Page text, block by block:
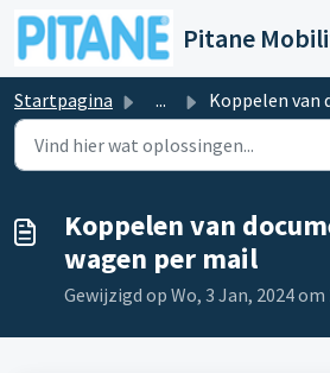
Doorgaan naar hoofdinhoud
Startpagina ... Koppelen van documenten aan
Koppelen van
wagen per mail
Gewijzigd op Wo, 3 Jan, 2024 om